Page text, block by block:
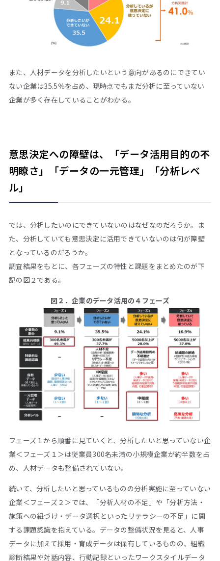
また、人材データを分析したいという意向があるのにできてい
ない企業は35.5％を占め、現時点でもまだ分析に至っていない
企業が多く存在していることがわかる。
意思決定への障壁は、「データ活用目的の不
明瞭さ」「データの一元管理」「分析レベ
ル」
では、分析したいのにできていないのはなぜなのだろうか。ま
た、分析していても意思決定に活用できていないのは何が障壁
となっているのだろうか。
調査結果をもとに、各フェーズの特性と課題をまとめたのが下
記の図２である。
図２．企業のデータ活用の４フェーズ
フェーズ１から順番に見ていくと、分析したいと思っていない企
業＜フェーズ１＞は従業員300名未満の小規模企業が約半数を占
め、人材データも整備されていない。
続いて、分析したいと思っているものの分析実施に至っていない
企業＜フェーズ２＞では、「分析人材の不足」や「分析方法・
施策への紐づけ・データ選択といったリテラシーの不足」に関
する課題認識を抱えている。データの整備状況を見ると、人事
データに加えて採用・育成データは保有しているものの、組織
診断結果や対話内容、行動記録といったワークスタイルデータ